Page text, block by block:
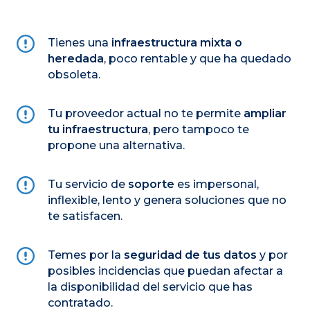
Tienes una infraestructura mixta o
heredada, poco rentable y que ha quedado
obsoleta.
Tu proveedor actual no te permite ampliar
tu infraestructura, pero tampoco te
propone una alternativa.
Tu servicio de soporte es impersonal,
inflexible, lento y genera soluciones que no
te satisfacen.
Temes por la seguridad de tus datos y por
posibles incidencias que puedan afectar a
la disponibilidad del servicio que has
contratado.